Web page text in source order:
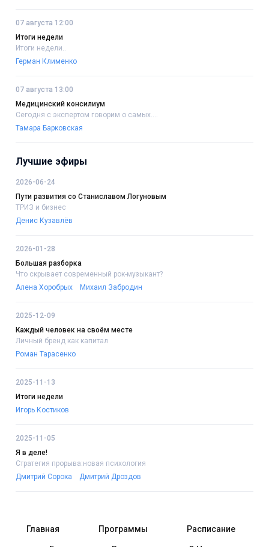
07 августа 12:00
Итоги недели
Итоги недели..
Герман Клименко
07 августа 13:00
Медицинский консилиум
Сегодня с экспертом говорим о самых....
Тамара Барковская
Лучшие эфиры
2026-06-24
Пути развития со Станиславом Логуновым
ТРИЗ и бизнес
Денис Кузавлёв
2026-01-28
Большая разборка
Что скрывает современный рок-музыкант?
Алена Хоробрых
Михаил Забродин
2025-12-09
Каждый человек на своём месте
Личный бренд как капитал
Роман Тарасенко
2025-11-13
Итоги недели
Игорь Костиков
2025-11-05
Я в деле!
Стратегия прорыва:новая психология
Дмитрий Сорока
Дмитрий Дроздов
Главная Программы Расписание